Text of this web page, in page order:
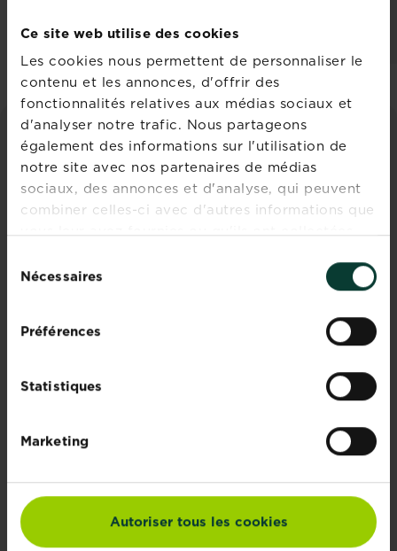
Ce site web utilise des cookies
Les cookies nous permettent de personnaliser le
contenu et les annonces, d'offrir des
fonctionnalités relatives aux médias sociaux et
d'analyser notre trafic. Nous partageons
également des informations sur l'utilisation de
notre site avec nos partenaires de médias
sociaux, des annonces et d'analyse, qui peuvent
combiner celles-ci avec d'autres informations que
vous leur avez fournies ou qu'ils ont collectées
duNécessaires
Préférences
Statistiques
Marketing
Autoriser tous les cookies
CONSEILS ET INSPIRATIONS
Découvrez tous les articles
Peu de temps, mais une
En savoir plussur Peu de temps, mais une pelouse de
Terreau pour fleurs -
Substral